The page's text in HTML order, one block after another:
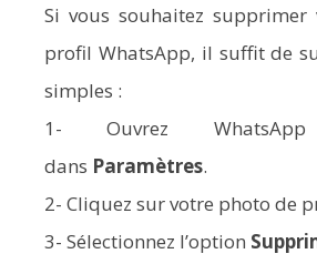
Si vous souhaitez
profil WhatsApp, il suffit de
simples :
1- Ouvrez
dans Paramètres.
2- Cliquez sur votre photo de
3- Sélectionnez l’option